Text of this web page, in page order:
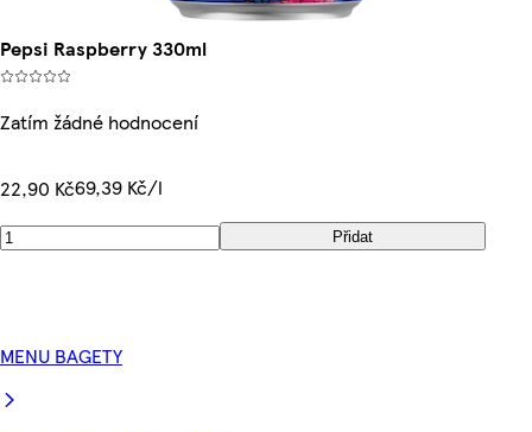
Pepsi Raspberry 330ml
Zatím žádné hodnocení
22,90 Kč69,39 Kč/l
Přidat
MENU BAGETY